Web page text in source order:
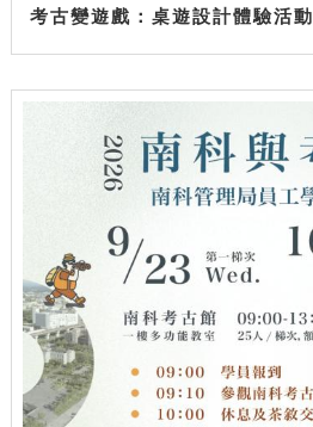
考古變遊戲：桌遊設計體驗活動